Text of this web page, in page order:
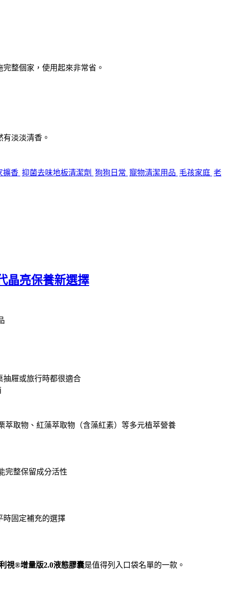
整個家，使用起來非常省。
淡淡清香。
擴香 抑菌去味地板清潔劑 狗狗日常 寵物清潔用品 毛孩家庭 老
晶亮保養新選擇
抽屜或旅行時都很適合
萃取物、紅藻萃取物（含藻紅素）等多元植萃營養
完整保留成分活性
時固定補充的選擇
視®增量版2.0液態膠囊是值得列入口袋名單的一款。